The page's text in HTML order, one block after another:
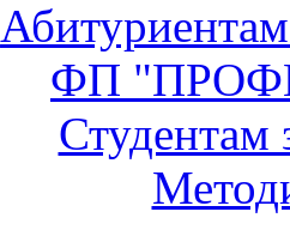
ФП
Студентам